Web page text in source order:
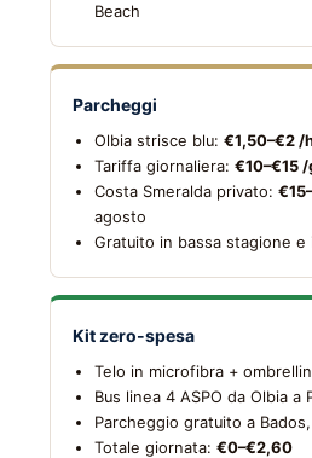
Beach
Parcheggi
Olbia strisce blu: €1,50–€2 /
Tariffa giornaliera: €10–€15
Costa Smeralda privato:
agosto
Gratuito in bassa stagione
Kit zero-spesa
Telo in microfibra +
Bus linea 4 ASPO da Olbia a
Parcheggio gratuito a
Totale giornata: €0–€2,60